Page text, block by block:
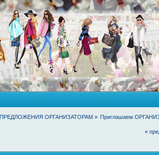
ПРЕДЛОЖЕНИЯ ОРГАНИЗАТОРАМ » Приглашаем
«